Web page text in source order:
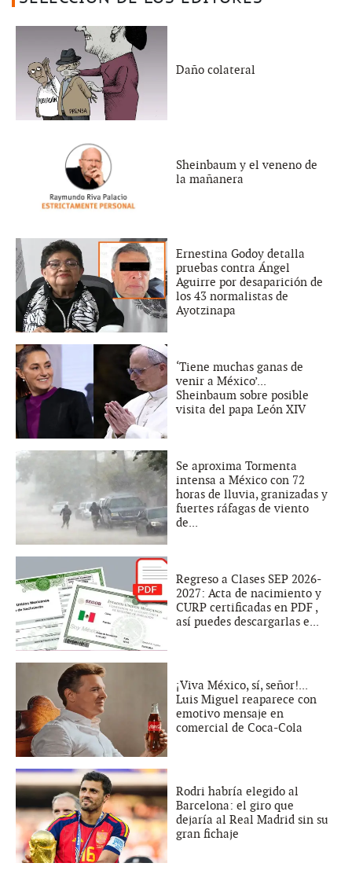
Daño colateral
Sheinbaum y el veneno de
la mañanera
Ernestina Godoy detalla
pruebas contra Ángel
Aguirre por desaparición de
los 43 normalistas de
Ayotzinapa
‘Tiene muchas ganas de
venir a México’...
Sheinbaum sobre posible
visita del papa León XIV
Se aproxima Tormenta
intensa a México con 72
horas de lluvia, granizadas y
fuertes ráfagas de viento
de...
Regreso a Clases SEP 2026-
2027: Acta de nacimiento y
CURP certificadas en PDF ,
así puedes descargarlas e...
¡Viva México, sí, señor!...
Luis Miguel reaparece con
emotivo mensaje en
comercial de Coca-Cola
Rodri habría elegido al
Barcelona: el giro que
dejaría al Real Madrid sin su
gran fichaje